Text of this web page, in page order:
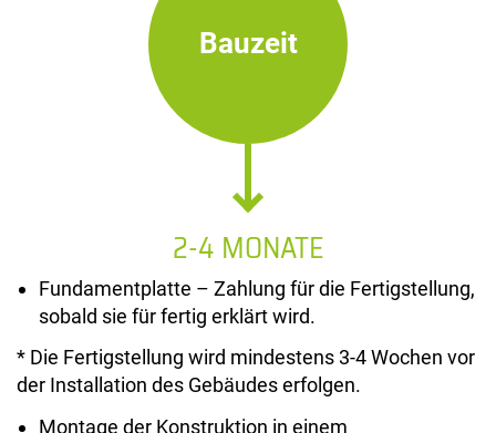
Bauzeit
2-4 MONATE
Fundamentplatte – Zahlung für die Fertigstellung,
sobald sie für fertig erklärt wird.
* Die Fertigstellung wird mindestens 3-4 Wochen vor
der Installation des Gebäudes erfolgen.
Montage der Konstruktion in einem